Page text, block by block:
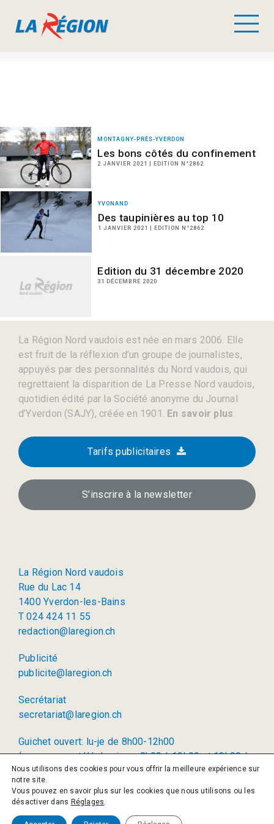
MONTAGNY-PRÈS-YVERDON
Les bons côtés du confinement
2 JANVIER 2021 | EDITION N°2862
YVONAND
Des taupinières au top 10
1 JANVIER 2021 | EDITION N°2862
Edition du 31 décembre 2020
31 DÉCEMBRE 2020
La Région Nord vaudois est née en mars 2006. Elle
est fruit de la réflexion d’un groupe de journalistes,
appuyés par des personnalités du Nord vaudois, qui
regrettaient la disparition de La Presse Nord vaudois,
quotidien édité par la Société anonyme du Journal
d’Yverdon (SAJY), créée en 1901. En savoir plus
Tarifs publicitaires
S’inscrire à la newsletter
La Région Nord vaudois
Rue du Lac 14
1400 Yverdon-les-Bains
T 024 424 11 55
redaction@laregion.ch
Publicité
publicite@laregion.ch
Secrétariat
secretariat@laregion.ch
Guichet ouvert: lu-je de 8h00-12h00
(permanence téléphonique: 8h00 à 12h00 et 13h00 à
17h00)
© 2026 La Région SA
Politique de confidentialité
Nous utilisons des cookies pour vous offrir la meilleure expérience sur
notre site.
Vous pouvez en savoir plus sur les cookies que nous utilisons ou les
désactiver dans Réglages.